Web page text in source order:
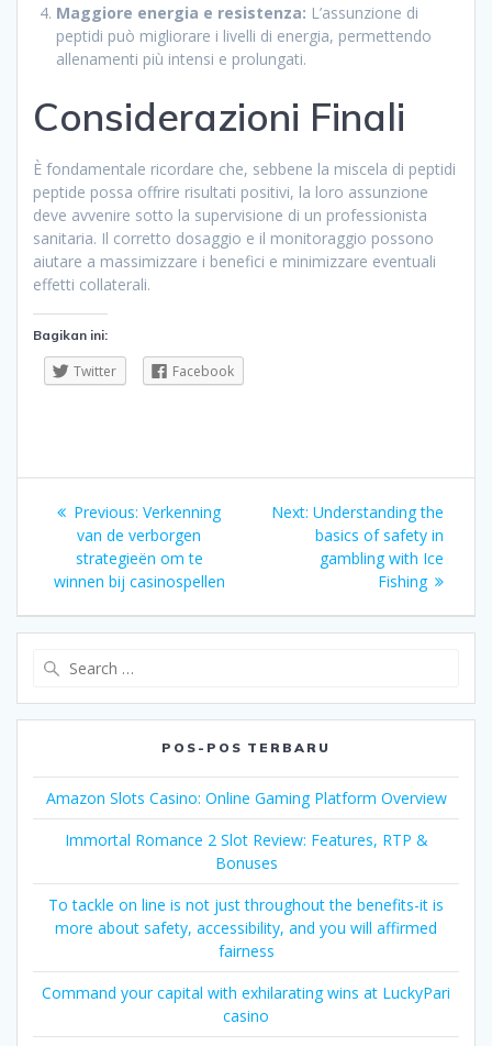
Maggiore energia e resistenza: L’assunzione di
peptidi può migliorare i livelli di energia, permettendo
allenamenti più intensi e prolungati.
Considerazioni Finali
È fondamentale ricordare che, sebbene la miscela di peptidi
peptide possa offrire risultati positivi, la loro assunzione
deve avvenire sotto la supervisione di un professionista
sanitaria. Il corretto dosaggio e il monitoraggio possono
aiutare a massimizzare i benefici e minimizzare eventuali
effetti collaterali.
Bagikan ini:
Twitter Facebook
Navigasi
pos
Previous: Previous
post:
Verkenning
van de verborgen
strategieën om te
winnen bij casinospellen
Next: Next
post:
Understanding the
basics of safety in
gambling with Ice
Fishing
POS-POS TERBARU
Amazon Slots Casino: Online Gaming Platform Overview
Immortal Romance 2 Slot Review: Features, RTP &
Bonuses
To tackle on line is not just throughout the benefits-it is
more about safety, accessibility, and you will affirmed
fairness
Command your capital with exhilarating wins at LuckyPari
casino